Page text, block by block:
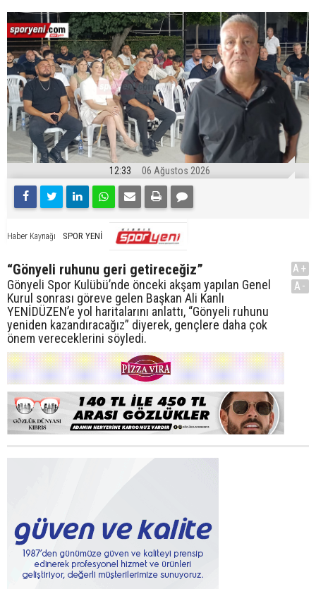
12:33 06 Ağustos 2026
Haber Kaynağı SPOR YENİ
“Gönyeli ruhunu geri getireceğiz”
Gönyeli Spor Kulübü’nde önceki akşam yapılan Genel
Kurul sonrası göreve gelen Başkan Ali Kanlı
YENİDÜZEN’e yol haritalarını anlattı, “Gönyeli ruhunu
yeniden kazandıracağız” diyerek, gençlere daha çok
önem vereceklerini söyledi.
A+
A-